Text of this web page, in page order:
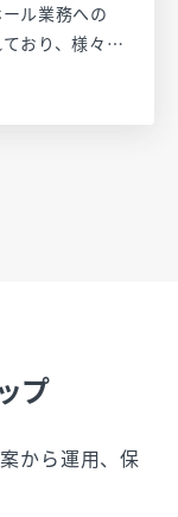
ル業務への
おり、様々な
可能性につい
プ
から運用、保